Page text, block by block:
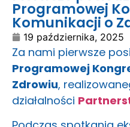
Programowej
Komunikacji o
19 października, 2025
Za nami pierwsze
Programowej
Zdrowiu,
działalności